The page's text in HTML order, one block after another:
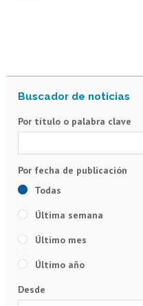
Por título o palabra clave
Todas
Última semana
Último mes
Último año
Desde